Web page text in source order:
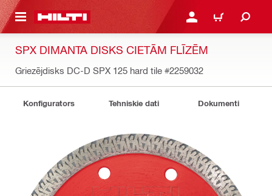
SATURU PIESLĒGTIES VAI
IEPIRKŠANĀS
SPX DIMANTA DISKS CIETĀM FLĪZĒM
Griezējdisks DC-D SPX 125 hard tile #2259032
Konfigurators Tehniskie dati Dokumenti